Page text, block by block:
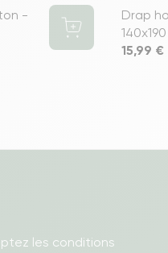
-
Drap
Prix
15,99 €
les conditions